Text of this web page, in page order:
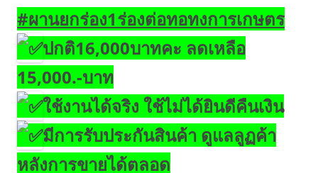
#ผานยกร่อง1ร่องต่อทอทงการเกษตร
ปกติ16,000บาทคะ ลดเหลือ
15,000.-บาท
ใช้งานได้จริง ใช้ไม่ได้ยินดีคืนเงิน
มีการรับประกันสินค้า ดูแลลูฏค้า
หลังการขายได้ตลอด